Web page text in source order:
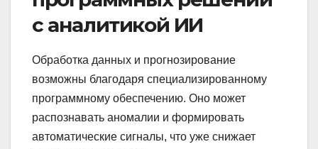
с аналитикой ИИ
Обработка данных и прогнозирование
возможны благодаря специализированному
программному обеспечению. Оно может
распознавать аномалии и формировать
автоматические сигналы, что уже снижает